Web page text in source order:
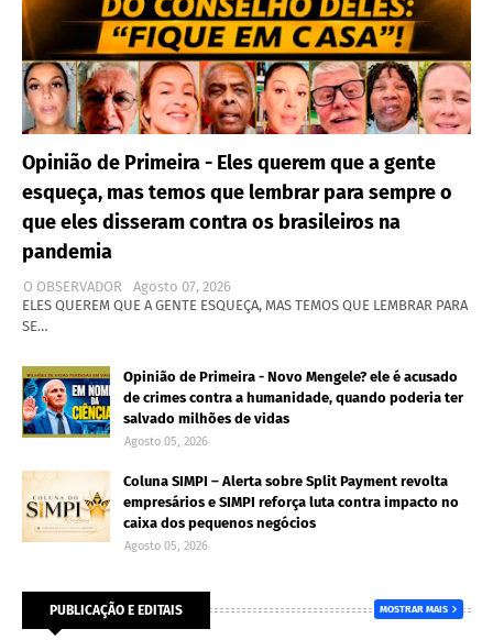
Opinião de Primeira - Eles querem que a gente
esqueça, mas temos que lembrar para sempre o
que eles disseram contra os brasileiros na
pandemia
O OBSERVADOR
Agosto 07, 2026
ELES QUEREM QUE A GENTE ESQUEÇA, MAS TEMOS QUE LEMBRAR PARA
SE…
Opinião de Primeira - Novo Mengele? ele é acusado
de crimes contra a humanidade, quando poderia ter
salvado milhões de vidas
Agosto 05, 2026
Coluna SIMPI – Alerta sobre Split Payment revolta
empresários e SIMPI reforça luta contra impacto no
caixa dos pequenos negócios
Agosto 05, 2026
PUBLICAÇÃO E EDITAIS MOSTRAR MAIS